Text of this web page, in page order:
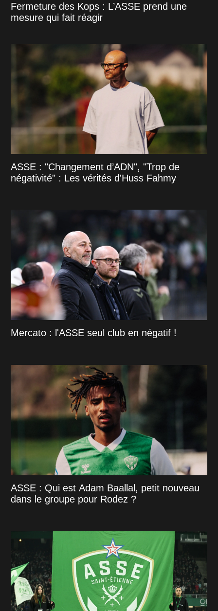
Fermeture des Kops : L’ASSE prend une
mesure qui fait réagir
ASSE : "Changement d’ADN", "Trop de
négativité" : Les vérités d'Huss Fahmy
Mercato : l'ASSE seul club en négatif !
ASSE : Qui est Adam Baallal, petit nouveau
dans le groupe pour Rodez ?